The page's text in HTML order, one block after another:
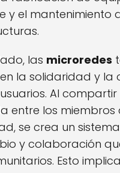
y el mantenimiento
las microredes
la solidaridad y la
Al
entre los miembros
se crea un
y colaboración
Esto